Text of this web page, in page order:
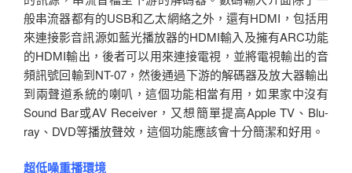
般串流器都有的USB和乙太網絡之外，還有HDMI，包括用
來連接影音訊源如藍光播放器的HDMI輸入及擁有ARC功能
的HDMI輸出，後者可以用來連接電視，並將電視輸出的音
頻訊號回輸到NT-07，然後通過下游的解碼器及放大器輸出
到兩聲道系統的喇叭，這個功能相當有用，如果家中沒有
Sound Bar或AV Receiver，又想簡單提高Apple TV、Blu-
ray、DVD等播放聲效，這個功能應該會十分簡潔和好用。
超低噪重播環境